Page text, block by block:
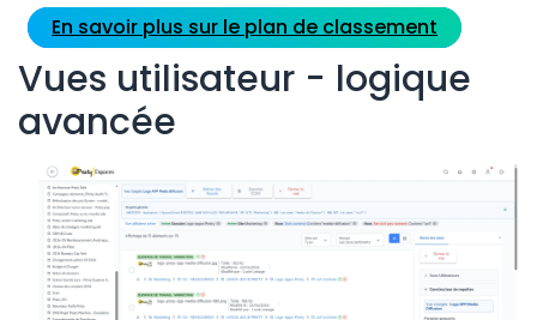
En savoir plus sur le plan de classement
Vues utilisateur - logique
avancée